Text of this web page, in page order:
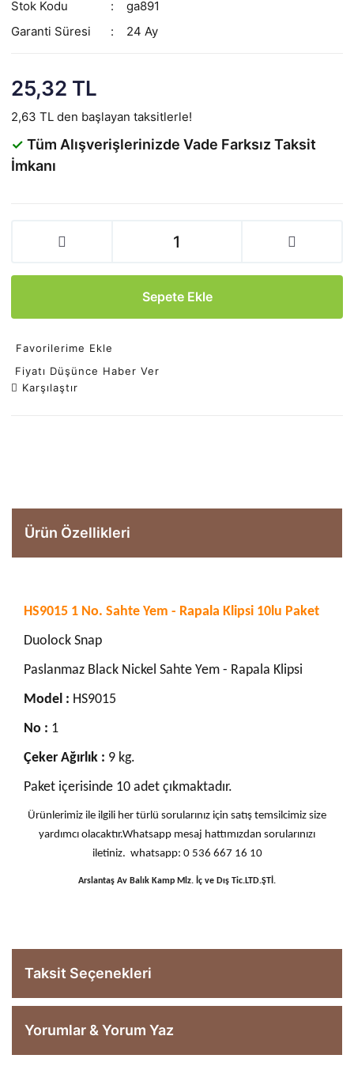
Stok Kodu
ga891
Garanti Süresi
24 Ay
25,32 TL
2,63 TL den başlayan taksitlerle!
✓ Tüm Alışverişlerinizde Vade Farksız Taksit
İmkanı
Sepete Ekle
Favorilerime Ekle
Fiyatı Düşünce Haber Ver
Karşılaştır
Ürün Özellikleri
HS9015 1 No. Sahte Yem - Rapala Klipsi 10lu Paket
Duolock Snap
Paslanmaz Black Nickel Sahte Yem - Rapala Klipsi
Model : HS9015
No : 1
Çeker Ağırlık : 9 kg.
Paket içerisinde 10 adet çıkmaktadır.
Ürünlerimiz ile ilgili her türlü sorularınız için satış temsilcimiz size
yardımcı olacaktır.Whatsapp mesaj hattımızdan sorularınızı
iletiniz. whatsapp: 0 536 667 16 10
Arslantaş Av Balık Kamp Mlz. İç ve Dış Tic.LTD.ŞTİ.
Taksit Seçenekleri
Yorumlar & Yorum Yaz